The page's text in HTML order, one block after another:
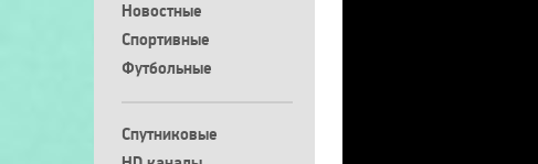
Новостные
Спортивные
Футбольные
Спутниковые